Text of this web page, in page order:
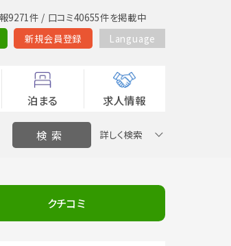
9271件 / 口コミ40655件を掲載中
新規会員登録 Language
泊まる 求人情報
詳しく検索
クチコミ